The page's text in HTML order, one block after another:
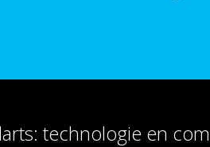
technologie en